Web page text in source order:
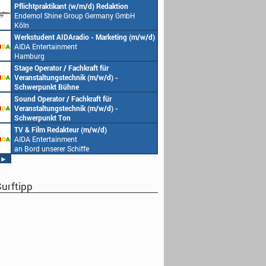
(w/m/d) Redaktion
Group Germany GmbH
AIDAradio - Marketing (m/w/d)
/ Fachkraft für
(m/w/d) -
Bühne
Schiffe
/ Fachkraft für
(m/w/d) -
Ton
Schiffe
Redakteur (m/w/d)
Schiffe
Köln
Senior Video Producer/ 1st TV
►